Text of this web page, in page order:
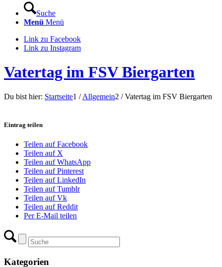
Suche
Menü Menü
Link zu Facebook
Link zu Instagram
Vatertag im FSV Biergarten
Du bist hier: Startseite1 / Allgemein2 / Vatertag im FSV Biergarten
Eintrag teilen
Teilen auf Facebook
Teilen auf X
Teilen auf WhatsApp
Teilen auf Pinterest
Teilen auf LinkedIn
Teilen auf Tumblr
Teilen auf Vk
Teilen auf Reddit
Per E-Mail teilen
Kategorien